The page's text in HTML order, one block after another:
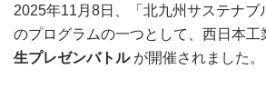
2025年11月8日、「北九州サステナブ
のプログラムの一つとして、西日本工
生プレゼンバトルが開催されました。